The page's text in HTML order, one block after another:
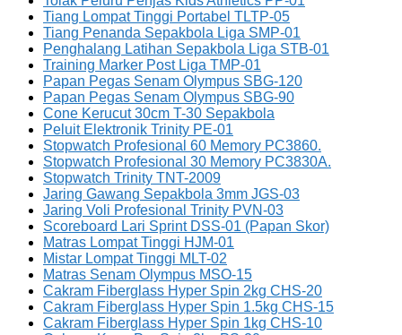
Tiang Lompat Tinggi Portabel TLTP-05
Tiang Penanda Sepakbola Liga SMP-01
Penghalang Latihan Sepakbola Liga STB-01
Training Marker Post Liga TMP-01
Papan Pegas Senam Olympus SBG-120
Papan Pegas Senam Olympus SBG-90
Cone Kerucut 30cm T-30 Sepakbola
Peluit Elektronik Trinity PE-01
Stopwatch Profesional 60 Memory PC3860.
Stopwatch Profesional 30 Memory PC3830A.
Stopwatch Trinity TNT-2009
Jaring Gawang Sepakbola 3mm JGS-03
Jaring Voli Profesional Trinity PVN-03
Scoreboard Lari Sprint DSS-01 (Papan Skor)
Matras Lompat Tinggi HJM-01
Mistar Lompat Tinggi MLT-02
Matras Senam Olympus MSO-15
Cakram Fiberglass Hyper Spin 2kg CHS-20
Cakram Fiberglass Hyper Spin 1.5kg CHS-15
Cakram Fiberglass Hyper Spin 1kg CHS-10